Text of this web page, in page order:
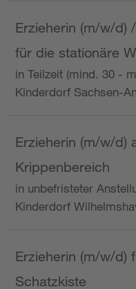
Erzieherin (m/w/d)
für die stationäre
in Teilzeit (mind. 30 -
Kinderdorf Sachsen-
Erzieherin (m/w/d)
Krippenbereich
in unbefristeter
Kinderdorf
Erzieherin (m/w/d)
Schatzkiste